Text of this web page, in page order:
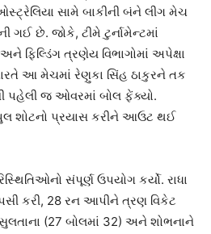
સામે બાકીની બંને લીગ મેચ
ગઈ છે. જોકે, ટીમે ટુર્નામેન્ટમાં
ફિલ્ડિંગ ત્રણેય વિભાગોમાં અપેક્ષા
આ મેચમાં રેણુકા સિંહ ઠાકુરને તક
જ ઓવરમાં બોલ ફેંક્યો.
શોટનો પ્રયાસ કરીને આઉટ થઈ
સંપૂર્ણ ઉપયોગ કર્યો. રાધા
કરી, 28 રન આપીને ત્રણ વિકેટ
(27 બોલમાં 32) અને શોભનાને